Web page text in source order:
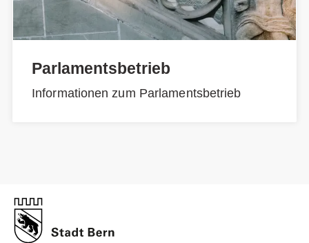
Parlamentsbetrieb
Informationen zum Parlamentsbetrieb